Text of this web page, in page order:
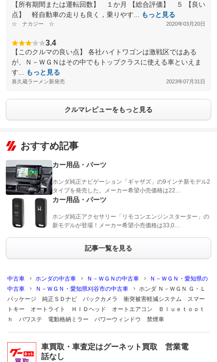
【所有期間または運転回数】 １か月 【総合評価】 ５ 【良い
点】 軽自動車の走りも良く，乗りやす...
もっと見る
☆ ナカジー ☆ 2020年03月20日
3.4
【このクルマの良い点】 各社ハイトワゴンは激戦区ではある
が、Ｎ－ＷＧＮはその中でもトップクラスに使える車といえま
す...
もっと見る
喜久蔵ラーメン新発売 2023年07月31日
クルマレビューをもっと見る
おすすめ記事
カー用品・パーツ
ホンダ純正ナビゲーション「ギャザズ」の9インチ新モデル2
タイプを発売した。メーカー希望小売価格は22…
カー用品・パーツ
ホンダ純正アクセサリー「リモコンエンジンスターター」の
新モデルが登場！メーカー希望小売価格は33,0…
記事一覧を見る
中古車 ホンダの中古車 Ｎ－ＷＧＮの中古車
Ｎ－ＷＧＮ・愛知県の
中古車
Ｎ－ＷＧＮ・愛知県刈谷市の中古車
ホンダ Ｎ－ＷＧＮ Ｇ・Ｌ
パッケージ 純正ＳＤナビ バックカメラ 衝突被害軽減システム スマー
トキー オートライト ＨＩＤヘッド オートエアコン Ｂｌｕｅｔｏｏｔ
ｈ パワステ 電動格納ミラー パワーウィンドウ 禁煙車
車買取・車査定はグーネット買取 営業電
話なし